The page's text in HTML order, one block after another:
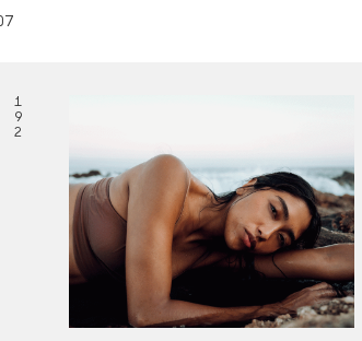
1
9
2